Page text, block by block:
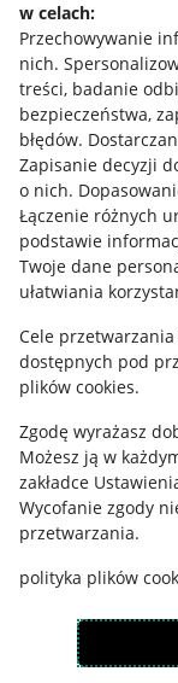
w celach:
Przechowywanie
nich.
treści, badanie
bezpieczeństwa,
błędów.
Zapisanie decyzji
o nich.
Łączenie różnych
podstawie
Twoje dane
ułatwiania
Cele
dostępnych pod
plików cookies.
Zgodę wyrażasz
Możesz ją w
zakładce
Wycofanie zgody
przetwarzania.
polityka plików
Allegro Gadane dla
Allegro Gadane
Mapa miejscowości
Informacje
Regulamin
Polityka plików
Ustawienia plików
Udostępnianie
Informacje dla Aktu
Pobierz aplikację